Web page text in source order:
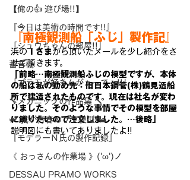
【俺の👍 遊び場!!】
『今日は美術の時間です!!』
「シュウちゃんの部屋!!」
蓄音機
「プラモが好きんがぁ～てぇ!!」
🔧メカニックの作品集 🔨
🛩 我が青春のプラ模型 🛥
『モデラーＮ氏の製作記録』
《 おっさんの作業場 》('ω')ノ
DESSAU PRAMO WORKS
『南極観測船 「ふじ」 製作記』
浜のＩさま から頂いたメールを少し紹介をさ
せて頂きます。
「前略…南極観測船ふじの模型ですが、 本体
の船は私の勤め先：旧日本鋼管(株)鶴見造船
所で建造されたものです。現在は社名が変わ
りました。 そのような事情でその模型を部屋
に飾りたいので注文しました。…後略」
説明図にも書いてありましたよ!!